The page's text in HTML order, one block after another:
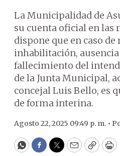
La Municipalidad de
su cuenta oficial en las
dispone que en caso de
inhabilitación,
fallecimiento del
de la Junta Municipal,
concejal Luis Bello, es
de forma interina.
Agosto 22, 2025 09:49 p. m. •
WhatsApp
Facebook
Twitter
EmailCopy